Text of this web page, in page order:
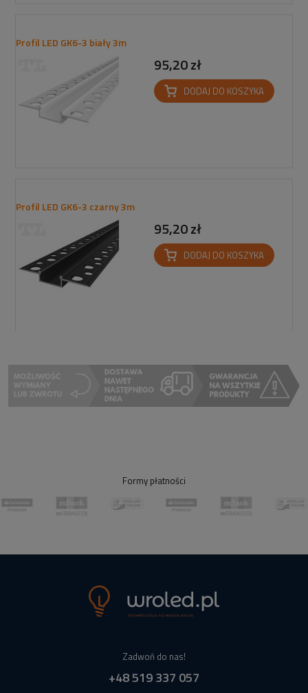
Profil LED GK6-3 biały 3m
95,20 zł
DODAJ DO KOSZYKA
Profil LED GK6-3 czarny 3m
95,20 zł
DODAJ DO KOSZYKA
Formy płatności
Zadwoń do nas!
+48 519 337 057